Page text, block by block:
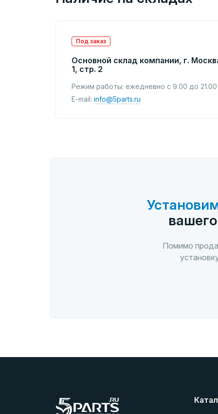
Под заказ
Основной склад компании, г.
1, стр. 2
Режим работы: ежедневно с 9.00 до 21.00
E-mail: info@5parts.ru
Помимо